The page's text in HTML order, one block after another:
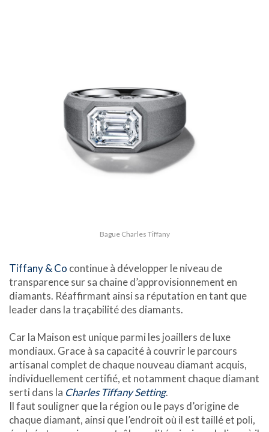
Bague Charles Tiffany
Tiffany & Co continue à développer le niveau de
transparence sur sa chaine d’approvisionnement en
diamants. Réaffirmant ainsi sa réputation en tant que
leader dans la traçabilité des diamants.
Car la Maison est unique parmi les joaillers de luxe
mondiaux. Grace à sa capacité à couvrir le parcours
artisanal complet de chaque nouveau diamant acquis,
individuellement certifié, et notamment chaque diamant
serti dans la Charles Tiffany Setting.
Il faut souligner que la région ou le pays d’origine de
chaque diamant, ainsi que l’endroit où il est taillé et poli,